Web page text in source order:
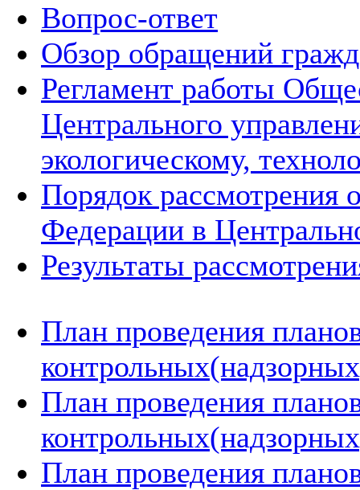
Вопрос-ответ
Обзор обращений
Регламент работы
Центрального
экологическому,
Порядок рассмотрения
Федерации в
Результаты
План проведения
План проведения
План проведения